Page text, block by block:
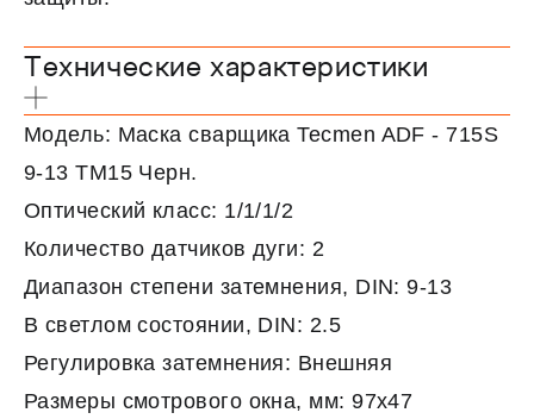
Технические характеристики
Модель: Маска сварщика Tecmen ADF - 715S
9-13 TM15 Черн.
Оптический класс: 1/1/1/2
Количество датчиков дуги: 2
Диапазон степени затемнения, DIN: 9-13
В светлом состоянии, DIN: 2.5
Регулировка затемнения: Внешняя
Размеры смотрового окна, мм: 97x47